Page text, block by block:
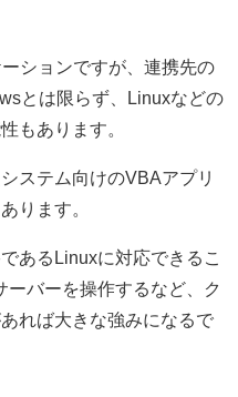
ションですが、連携先の
とは限らず、 Linuxなどの
もあります。
ステム向けのVBAアプリ
ります。
ある Linuxに対応できるこ
ーバーを操作するなど、ク
れば大きな強みになるで